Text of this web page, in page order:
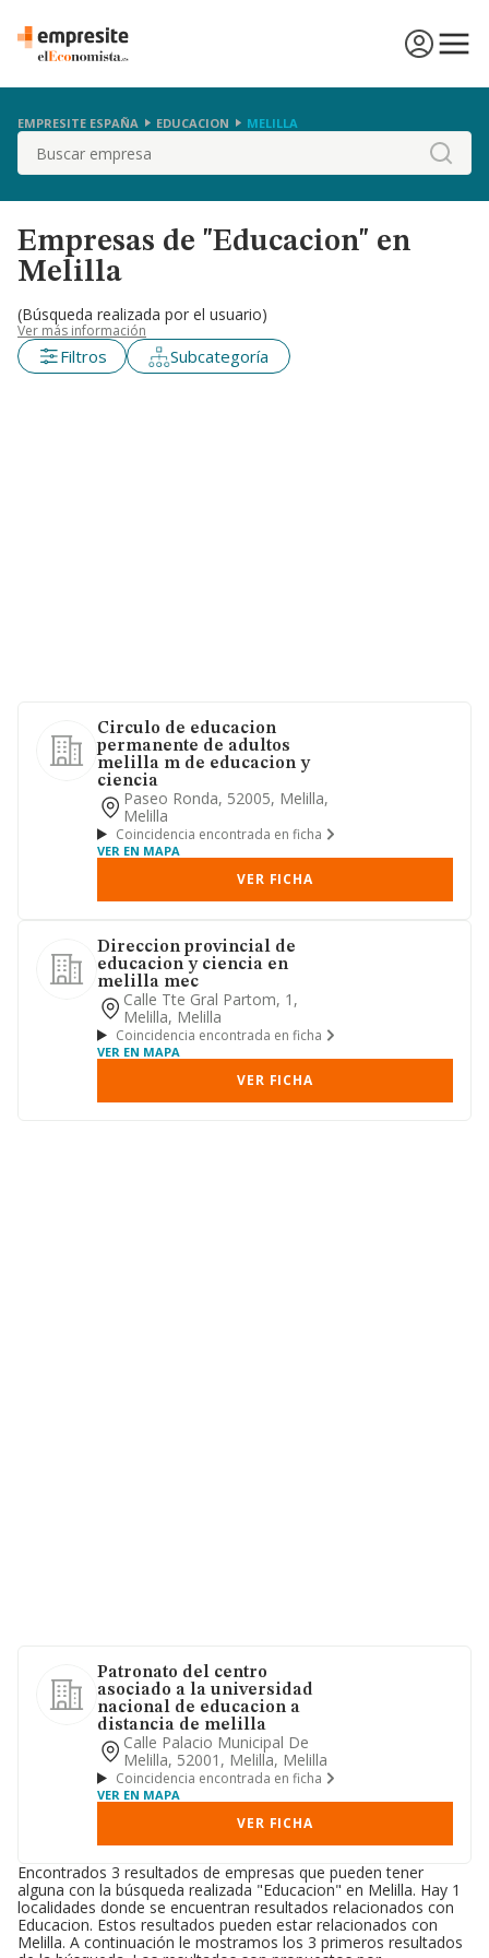
EMPRESITE ESPAÑA EDUCACION MELILLA
Buscar
Empresas de "Educacion" en
Melilla
(Búsqueda realizada por el usuario)
Ver más información
Filtros Subcategoría
Circulo de educacion
permanente de adultos
melilla m de educacion y
ciencia
Paseo Ronda, 52005, Melilla,
Melilla
Coincidencia encontrada en ficha
VER EN MAPA
VER FICHA
Direccion provincial de
educacion y ciencia en
melilla mec
Calle Tte Gral Partom, 1,
Melilla, Melilla
Coincidencia encontrada en ficha
VER EN MAPA
VER FICHA
Patronato del centro
asociado a la universidad
nacional de educacion a
distancia de melilla
Calle Palacio Municipal De
Melilla, 52001, Melilla, Melilla
Coincidencia encontrada en ficha
VER EN MAPA
VER FICHA
Encontrados 3 resultados de empresas que pueden tener
alguna con la búsqueda realizada "Educacion" en Melilla. Hay 1
localidades donde se encuentran resultados relacionados con
Educacion. Estos resultados pueden estar relacionados con
Melilla. A continuación le mostramos los 3 primeros resultados